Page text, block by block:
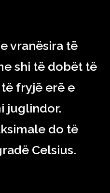
vranësira të
shi të dobët të
fryjë erë e
juglindor.
do të
Celsius.